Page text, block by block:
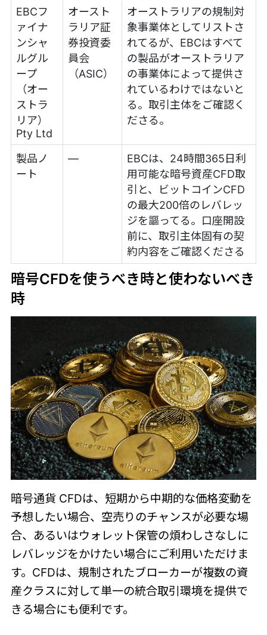
EBCフ
ァイナ
ンシャ
ルグル
ープ
（オー
ストラ
リア）
Pty Ltd
オースト
ラリア証
券投資委
員会
（ASIC）
オーストラリアの規制対
象事業体としてリストさ
れてるが、EBCはすべて
の製品がオーストラリア
の事業体によって提供さ
れているわけではないと
る。取引主体をご確認く
ださる。
製品ノ
ート
—
EBCは、24時間365日利
用可能な暗号資産CFD取
引と、ビットコインCFD
の最大200倍のレバレッ
ジを謳ってる。口座開設
前に、取引主体固有の契
約内容をご確認くださる
暗号CFDを使うべき時と使わないべき
時
暗号通貨 CFDは、短期から中期的な価格変動を
予想したい場合、空売りのチャンスが必要な場
合、あるいはウォレット保管の煩わしさなしに
レバレッジをかけたい場合にご利用いただけま
す。CFDは、規制されたブローカーが複数の資
産クラスに対して単一の統合取引環境を提供で
きる場合にも便利です。